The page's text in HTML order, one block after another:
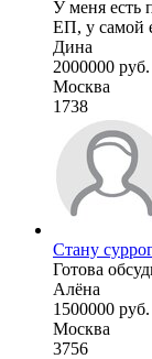
У меня есть
ЕП, у самой
Дина
2000000 руб.
Москва
1738
Стану
Готова
Алёна
1500000 руб.
Москва
3756